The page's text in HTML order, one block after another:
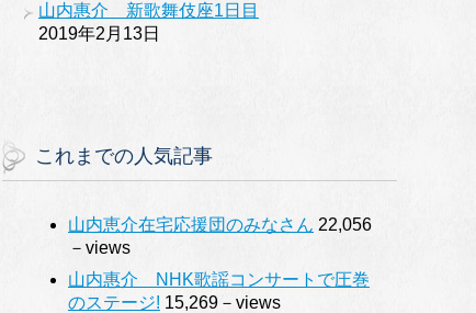
山内惠介 新歌舞伎座1日目
2019年2月13日
これまでの人気記事
山内恵介在宅応援団のみなさん 22,056
－views
山内惠介 NHK歌謡コンサートで圧巻
のステージ! 15,269－views